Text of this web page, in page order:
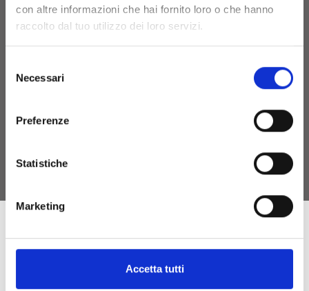
con altre informazioni che hai fornito loro o che hanno
raccolto dal tuo utilizzo dei loro servizi.
delNecessari
Preferenze
Statistiche
Marketing
Accetta tutti
Informativa Privacy - clienti
Cookie policy
EU, Missione 4 Componente 2 CUP: J83C21000320007